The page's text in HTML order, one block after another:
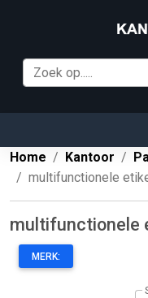
Home
Kantoor
multifunctionele
multifunctionele
MERK: